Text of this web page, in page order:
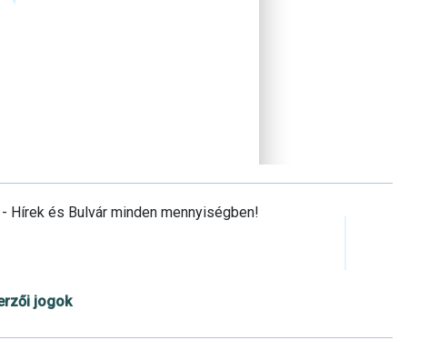
Hírek és Bulvár minden mennyiségben!
jogok